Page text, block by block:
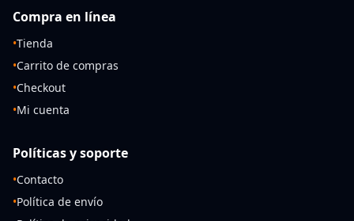
Compra en línea
•Tienda
•Carrito de compras
•Checkout
•Mi cuenta
Políticas y soporte
•Contacto
•Política de envío